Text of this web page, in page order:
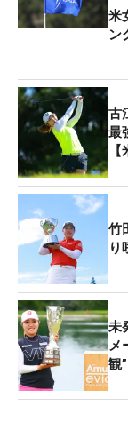
ー・コルダ（
ー2位につけて
3位に続くのは
選手権」でメ
会史上最高額
（当時レート
得。トップ10
季はすでに
ぎ出している。
渋野日向子も
不振が続いて
6000ドル（当
た。ここまで
4000万円）で
新している。
米
ン
古
最
竹
り
未
メ
観